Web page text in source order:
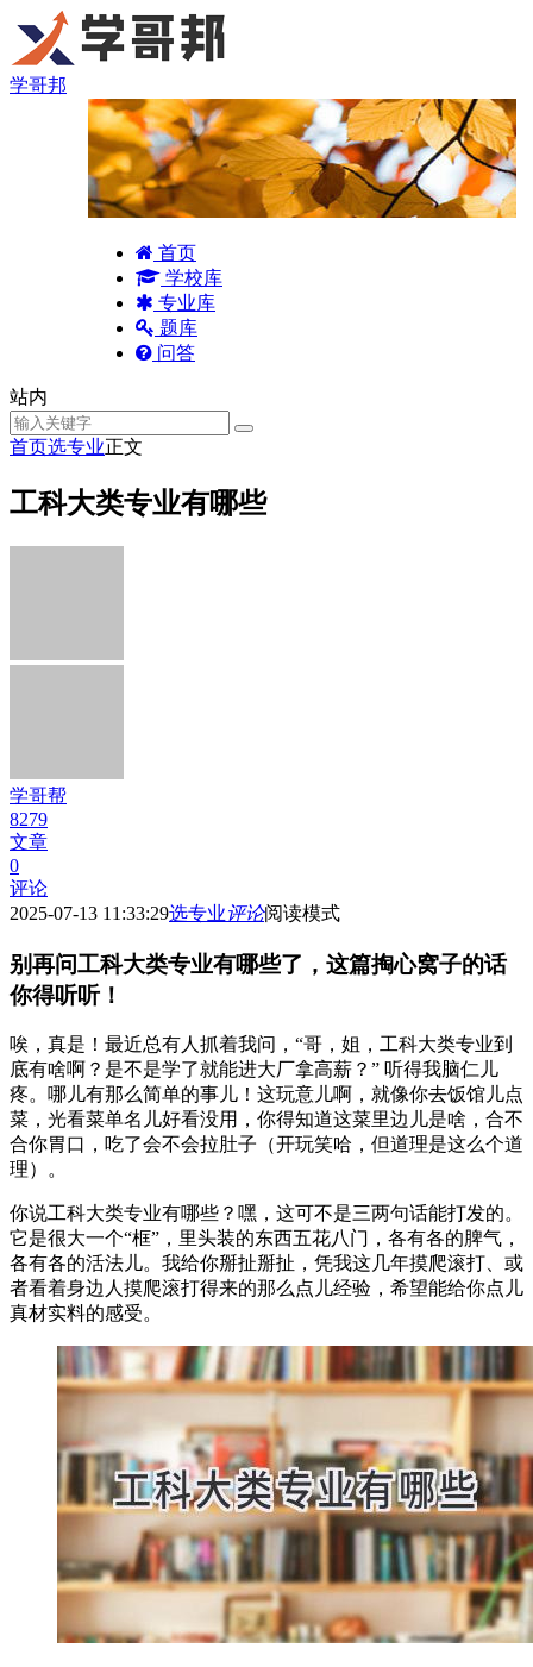
学哥邦
首页
学校库
专业库
题库
问答
站内
首页选专业正文
工科大类专业有哪些
学哥帮
8279
文章
0
评论
2025-07-13 11:33:29选专业评论阅读模式
别再问工科大类专业有哪些了，这篇掏心窝子的话
你得听听！
唉，真是！最近总有人抓着我问，“哥，姐，工科大类专业到
底有啥啊？是不是学了就能进大厂拿高薪？” 听得我脑仁儿
疼。哪儿有那么简单的事儿！这玩意儿啊，就像你去饭馆儿点
菜，光看菜单名儿好看没用，你得知道这菜里边儿是啥，合不
合你胃口，吃了会不会拉肚子（开玩笑哈，但道理是这么个道
理）。
你说工科大类专业有哪些？嘿，这可不是三两句话能打发的。
它是很大一个“框”，里头装的东西五花八门，各有各的脾气，
各有各的活法儿。我给你掰扯掰扯，凭我这几年摸爬滚打、或
者看着身边人摸爬滚打得来的那么点儿经验，希望能给你点儿
真材实料的感受。